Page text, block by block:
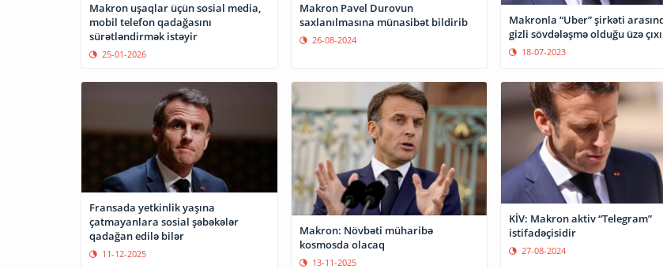
Makron uşaqlar üçün sosial media,
mobil telefon qadağasını
sürətləndirmək istəyir
25-01-2026
Makron Pavel Durovun
saxlanılmasına münasibət bildirib
26-08-2024
Makronla “Uber” şirkəti
gizli sövdələşmə olduğu üzə
18-07-2023
Fransada yetkinlik yaşına
çatmayanlara sosial şəbəkələr
qadağan edilə bilər
11-12-2025
Makron: Növbəti müharibə
kosmosda olacaq
13-11-2025
KİV: Makron aktiv “Telegram”
istifadəçisidir
27-08-2024